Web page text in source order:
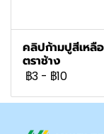
คลิปก้ามปูสีเหลื
ตราช้าง
฿3 - ฿10